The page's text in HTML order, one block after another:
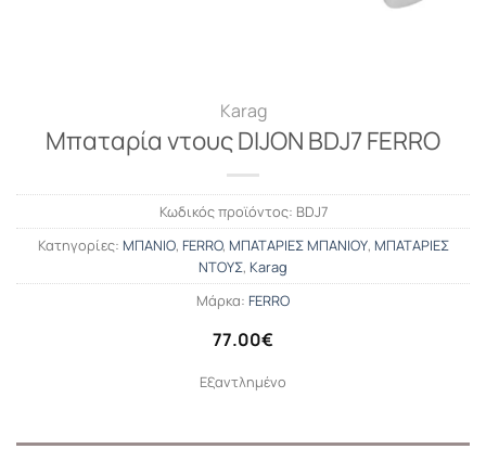
Karag
Μπαταρία ντους DIJON BDJ7 FERRO
Κωδικός προϊόντος: BDJ7
Κατηγορίες: ΜΠΑΝΙΟ, FERRO, ΜΠΑΤΑΡΙΕΣ ΜΠΑΝΙΟΥ, ΜΠΑΤΑΡΙΕΣ
ΝΤΟΥΣ, Karag
Μάρκα: FERRO
77.00€
Εξαντλημένο